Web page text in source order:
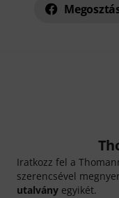
Iratkozz fel a
szerencsével
utalvány egyikét.